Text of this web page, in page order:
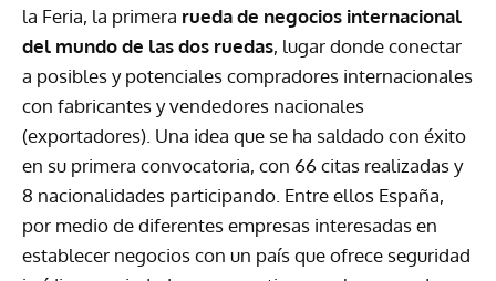
la Feria, la primera rueda de negocios internacional
del mundo de las dos ruedas, lugar donde conectar
a posibles y potenciales compradores internacionales
con fabricantes y vendedores nacionales
(exportadores). Una idea que se ha saldado con éxito
en su primera convocatoria, con 66 citas realizadas y
8 nacionalidades participando. Entre ellos España,
por medio de diferentes empresas interesadas en
establecer negocios con un país que ofrece seguridad